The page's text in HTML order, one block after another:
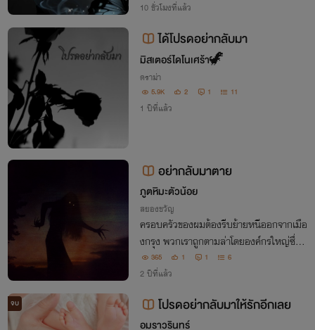
10 ชั่วโมงที่แล้ว
ได้โปรดอย่ากลับมา
มิสเตอร์ไดโนเศร้า🦖
ดราม่า
5.9K 2 1 11
1 ปีที่แล้ว
อย่ากลับมาตาย
ภูตหิมะตัวน้อย
สยองขวัญ
ครอบครัวของผมต้องรีบย้ายหนีออกจากเมือ
งกรุง พวกเราถูกตามล่าโดยองค์กรใหญ่ซึ่งเ
ต็มไปด้วยอำนาจมืด มุ่งหน้าสู่บ้านเกิดของผ
มในจังหวัดอันห่างไกลทางภาคเหนือ หารู้ไม่
365 1 1 6
2 ปีที่แล้ว
จบ โปรดอย่ากลับมาให้รักอีกเลย
อมราวรินทร์